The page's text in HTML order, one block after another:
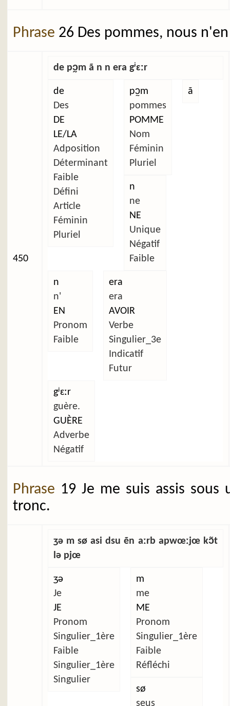
Phrase 26 Des pommes, nous
450
de pɔ̰m ã n n era gʲɛːr
de
Des
DE
LE/LA
Adposition
Déterminant
Faible
Défini
Article
Féminin
Pluriel
pɔ̰m
pommes
POMME
Nom
Féminin
Pluriel
ã
n
ne
NE
Unique
Négatif
Faible
n
n'
EN
Pronom
Faible
era
era
AVOIR
Verbe
Singulier_3e
Indicatif
Futur
gʲɛːr
guère.
GUÈRE
Adverbe
Négatif
Phrase 19 Je me suis assis
tronc.
ʒə m sø asi dsu ẽn aːrb apwœːjœ kɔ̃t
lə pjœ
ʒə
Je
JE
Pronom
Singulier_1ère
Faible
Singulier_1ère
Singulier
m
me
ME
Pronom
Singulier_1ère
Faible
Réfléchi
sø
seus